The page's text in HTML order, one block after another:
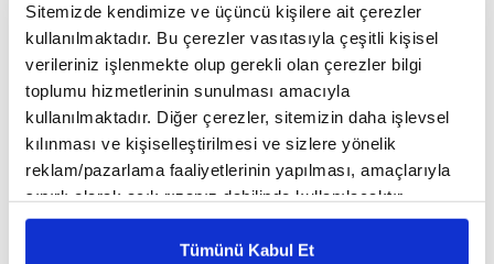
Sitemizde kendimize ve üçüncü kişilere ait çerezler
kullanılmaktadır. Bu çerezler vasıtasıyla çeşitli kişisel
verileriniz işlenmekte olup gerekli olan çerezler bilgi
toplumu hizmetlerinin sunulması amacıyla
kullanılmaktadır. Diğer çerezler, sitemizin daha işlevsel
kılınması ve kişiselleştirilmesi ve sizlere yönelik
reklam/pazarlama faaliyetlerinin yapılması, amaçlarıyla
sınırlı olarak açık rızanız dahilinde kullanılacaktır.
Çerezlere ilişkin tercihlerinizi çerez paneli vasıtasıyla
belirleyebilirsiniz. Çerezlere ilişkin detaylı bilgi için
Tümünü Kabul Et
Cep Tel : : 0542 461 7809
Adres: gop bulvarı yarahmet mah. 1. vakif iş hanı
kat 2 tokat merkez
Harita İçin Tıklayınız